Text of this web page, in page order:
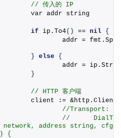
// 传入的 IP
			var addr string
if ip. To4() == nil {
				addr = fmt.
} else {
				addr = ip.
}
// HTTP 客户端
			client := &http.
Client
//Transport:
//	DialTLSContext: func(ctx
network, address string, cfg
{